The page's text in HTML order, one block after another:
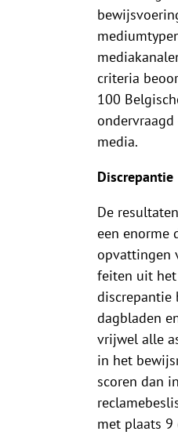
criteria
100
media.
Discrepantie
De
een enorme
opvattingen
feiten uit het
discrepantie
dagbladen
vrijwel alle
in het
scoren dan
met plaats 9